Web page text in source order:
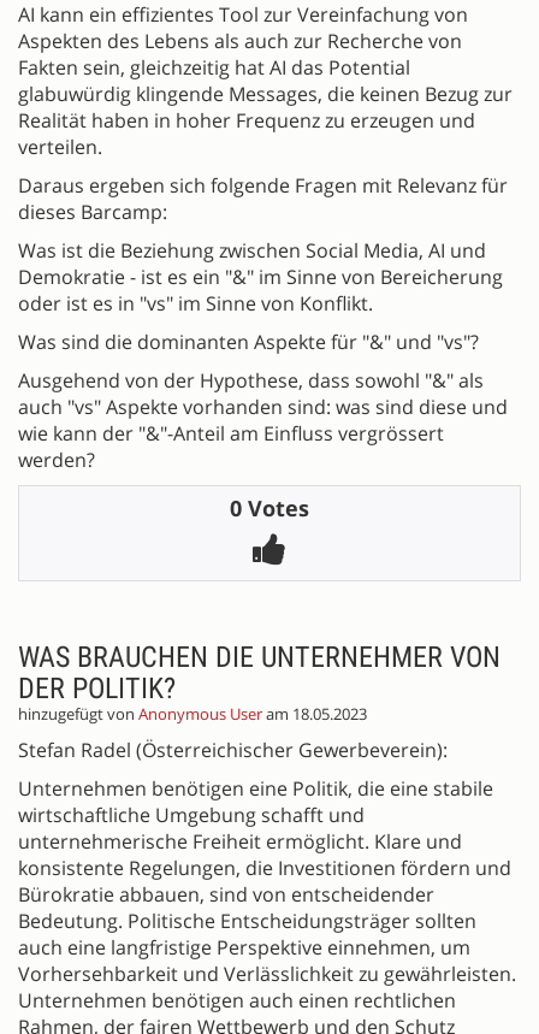
AI kann ein effizientes Tool zur Vereinfachung von
Aspekten des Lebens als auch zur Recherche von
Fakten sein, gleichzeitig hat AI das Potential
glabuwürdig klingende Messages, die keinen Bezug zur
Realität haben in hoher Frequenz zu erzeugen und
verteilen.
Daraus ergeben sich folgende Fragen mit Relevanz für
dieses Barcamp:
Was ist die Beziehung zwischen Social Media, AI und
Demokratie - ist es ein "&" im Sinne von Bereicherung
oder ist es in "vs" im Sinne von Konflikt.
Was sind die dominanten Aspekte für "&" und "vs"?
Ausgehend von der Hypothese, dass sowohl "&" als
auch "vs" Aspekte vorhanden sind: was sind diese und
wie kann der "&"-Anteil am Einfluss vergrössert
werden?
0 Votes
WAS BRAUCHEN DIE UNTERNEHMER VON
DER POLITIK?
hinzugefügt von Anonymous Useram 18.05.2023
Stefan Radel (Österreichischer Gewerbeverein):
Unternehmen benötigen eine Politik, die eine stabile
wirtschaftliche Umgebung schafft und
unternehmerische Freiheit ermöglicht. Klare und
konsistente Regelungen, die Investitionen fördern und
Bürokratie abbauen, sind von entscheidender
Bedeutung. Politische Entscheidungsträger sollten
auch eine langfristige Perspektive einnehmen, um
Vorhersehbarkeit und Verlässlichkeit zu gewährleisten.
Unternehmen benötigen auch einen rechtlichen
Rahmen, der fairen Wettbewerb und den Schutz